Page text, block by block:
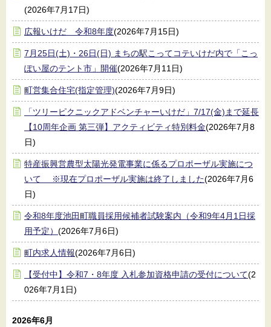
(2026年7月17日)
広報いけだ 令和8年度(2026年7月15日)
7月25日(土)・26日(日) まちの駅こってコテいけだ内で「こっ
ぽい屋のテント市」開催(2026年7月11日)
町営集合住宅(指定管理)(2026年7月9日)
「ツリーピクニックアドベンチャーいけだ」7/17(金)まで延長
【10周年企画 第三弾】アクティビティ特別料金(2026年7月8
日)
特産振興営農型太陽光発電事業に係るプロポーザル実施につ
いて ※現在プロポーザル実施は終了しました(2026年7月6
日)
令和8年度池田町職員採用候補者試験案内（令和9年4月1日採
用予定） (2026年7月6日)
町内求人情報(2026年7月6日)
【受付中】令和7・8年度 入札参加資格申請の受付について(2
026年7月1日)
2026年6月